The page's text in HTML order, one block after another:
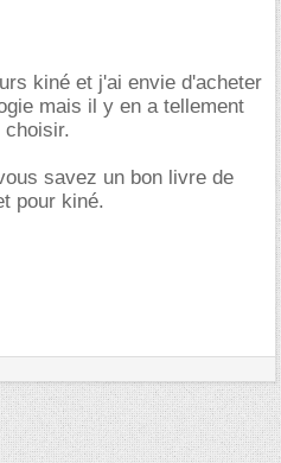
kiné et j'ai envie d'acheter
mais il y en a tellement
choisir.
savez un bon livre de
pour kiné.